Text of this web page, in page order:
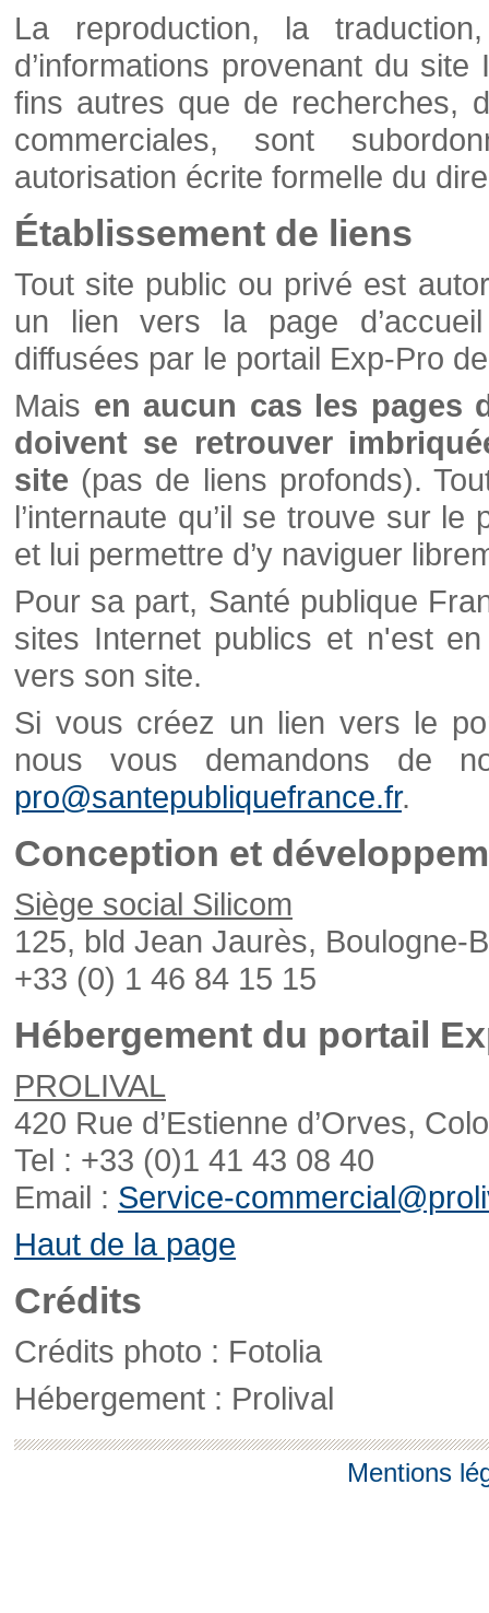
La reproduction, la
d’informations provenant du
fins autres que de recherches,
commerciales, sont
autorisation écrite formelle du
Établissement de liens
Tout site public ou privé est
un lien vers la page
diffusées par le portail Exp-Pro
Mais en aucun cas les pages
doivent se retrouver
site (pas de liens profonds).
l’internaute qu’il se trouve sur
et lui permettre d’y naviguer
Pour sa part, Santé publique
sites Internet publics et n'est
vers son site.
Si vous créez un lien vers le
nous vous demandons de
pro@santepubliquefrance.fr.
Conception et
Siège social Silicom
125, bld Jean Jaurès, Boulogne-
+33 (0) 1 46 84 15 15
Hébergement du portail
PROLIVAL
420 Rue d’Estienne d’Orves,
Tel : +33 (0)1 41 43 08 40
Email : Service-
Haut de la page
Crédits
Crédits photo : Fotolia
Hébergement : Prolival
Mentions